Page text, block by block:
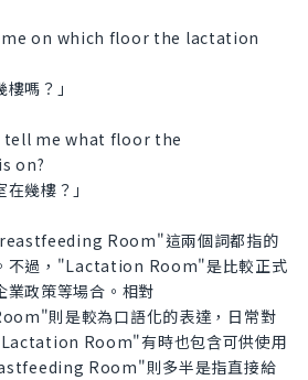
on which floor the lactation
嗎？」
tell me what floor the
on?
幾樓？」
Room"這兩個詞都指的
不過，"Lactation Room"是比較正式
業政策等場合。相對
則是較為口語化的表達，日常對
Room"有時也包含可供使用
Room"則多半是指直接給